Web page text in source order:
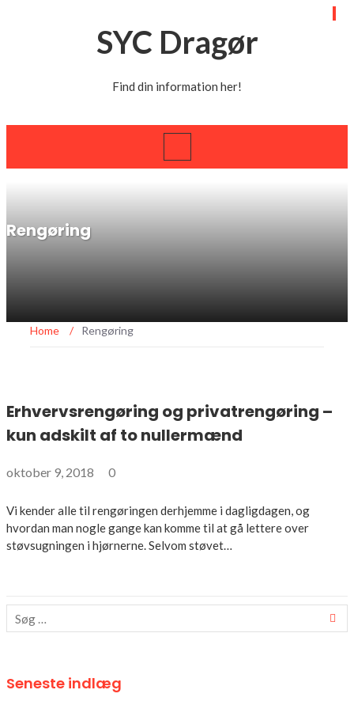
SYC Dragør
Find din information her!
Rengøring
Home / Rengøring
Erhvervsrengøring og privatrengøring –
kun adskilt af to nullermænd
oktober 9, 2018 0
Vi kender alle til rengøringen derhjemme i dagligdagen, og
hvordan man nogle gange kan komme til at gå lettere over
støvsugningen i hjørnerne. Selvom støvet…
Seneste indlæg